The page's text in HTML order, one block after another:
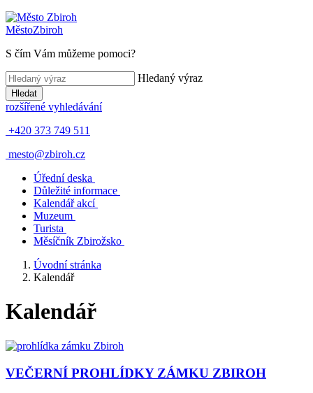
MěstoZbiroh
S čím Vám můžeme pomoci?
Hledaný výraz
Hledat
rozšířené vyhledávání
+420 373 749 511
mesto@zbiroh.cz
Úřední deska
Důležité informace
Kalendář akcí
Muzeum
Turista
Měsíčník Zbirožsko
Úvodní stránka
Kalendář
Kalendář
VEČERNÍ PROHLÍDKY ZÁMKU ZBIROH